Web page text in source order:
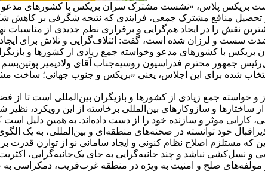
بریکس پلاس، «نشست مشترک سران بریکس با کشورهای مدعو
منافع مشترک جمعی، فرایندی که نتیجه شگرفی بر کاهش
نقش را در ایجاد هم‌گرایی و برقراری نظم جدیدی از مناسبات
شدت سست و لرزان شده است، گفت: ائتلاف‌گرایی و تلاش برای
خواسته جمع زیادی از کشورها وبریکس با کشورهای مدعو و
بسمجناب آقای ولادیمیر پوتینرئیس جمهور محترم فدراسیون روسیه
شده برای این اجلاس، یعنی «بریکس و جنوب جهانی؛ ساخت
خواسته جمع زیادی از کشورها و بازیگران بین‌المللی است تا از
و سازوکارهای بین‌المللی برخاسته از این رویکرد، نظیر
موثر و سازنده خود را از دست داده‌اند. به همین دلیل است
اقبال خود توانسته در صحنه‌های منطقه‌ای و بین‌المللی، به یک
که مستلزم اصلاح نظام کنونی و ایجاد سامانی نو از توازن قدرت
و نسل‌کشی نباشد و چند جانبه‌گرایی به جای یک‌جانبه‌گرایی،
فریب، دمکراسی بهصلح و امنیت به ویژه در منطقه غرب